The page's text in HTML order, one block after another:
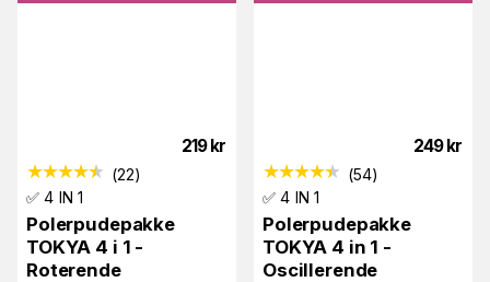
219 kr
(22)
✅ 4 IN 1
Polerpudepakke
TOKYA 4 i 1 -
Roterende
249 kr
(54)
✅ 4 IN 1
Polerpudepakke
TOKYA 4 in 1 -
Oscillerende